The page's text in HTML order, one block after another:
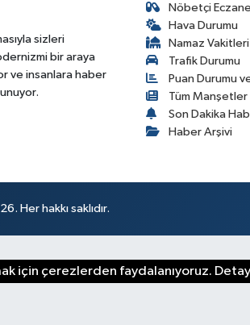
sizleri
bir araya
ve insanlara haber
Nöbetçi
Hava Durumu
Namaz Vakitleri
Trafik Durumu
Puan Durumu
Tüm Manşetler
Son Dakika
Haber Arşivi
Her hakkı saklıdır.
için çerezlerden faydalanıyoruz.